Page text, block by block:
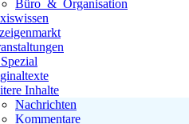
Büro & Organisation
Inhalte
Nachrichten
Kommentare